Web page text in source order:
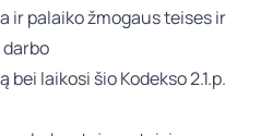
ir palaiko žmogaus teises ir
laikosi šio Kodekso 2.1.p.